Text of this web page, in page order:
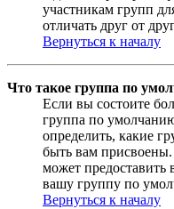
участникам групп
отличать друг от
Вернуться к началу
Что такое группа по
Если вы состоите
группа по
определить, какие
быть вам
может предоставить
вашу группу по
Вернуться к началу